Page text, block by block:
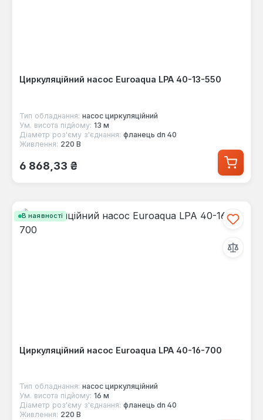
Циркуляційний насос Euroaqua LPA 40-13-550
Тип обладнання: насос циркуляційний
Ум. висота підйому: 13 м
Діаметр роз'єму з'єднання: фланець dn 40
Живлення: 220 В
Звичайна ціна:
6 868,33 ₴
В наявності
Циркуляційний насос Euroaqua LPA 40-16-700
Тип обладнання: насос циркуляційний
Ум. висота підйому: 16 м
Діаметр роз'єму з'єднання: фланець dn 40
Живлення: 220 В